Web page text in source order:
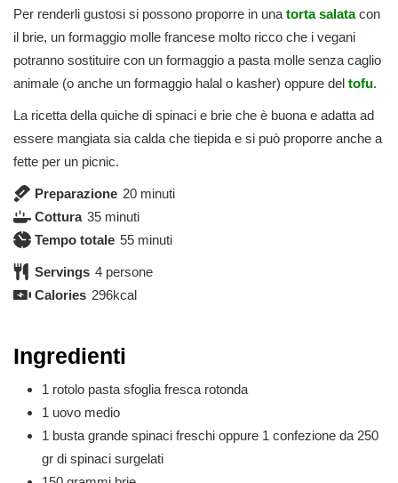
Per renderli gustosi si possono proporre in una torta salatacon
il brie, un formaggio molle francese molto ricco che i vegani
potranno sostituire con un formaggio a pasta molle senza caglio
animale (o anche un formaggio halal o kasher) oppure del tofu.
La ricetta della quiche di spinaci e brie che è buona e adatta ad
essere mangiata sia calda che tiepida e si può proporre anche a
fette per un picnic.
Preparazione 20minuti
minuti
Cottura 35minuti
minuti
Tempo totale 55minuti
minuti
Servings 4 persone
Calories 296kcal
Ingredienti
1 rotolo pasta sfoglia fresca rotonda
1 uovo medio
1 busta grande spinaci freschi oppure 1 confezione da 250
gr di spinaci surgelati